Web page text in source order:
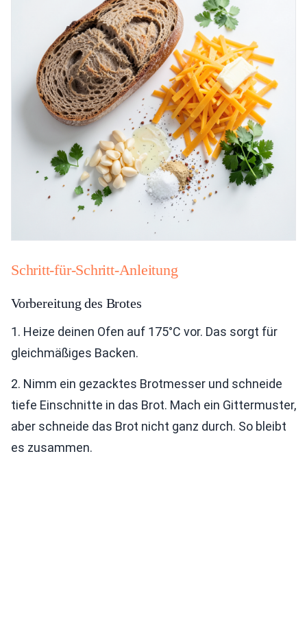
Schritt-für-Schritt-Anleitung
Vorbereitung des Brotes
1. Heize deinen Ofen auf 175°C vor. Das sorgt für
gleichmäßiges Backen.
2. Nimm ein gezacktes Brotmesser und schneide
tiefe Einschnitte in das Brot. Mach ein Gittermuster,
aber schneide das Brot nicht ganz durch. So bleibt
es zusammen.